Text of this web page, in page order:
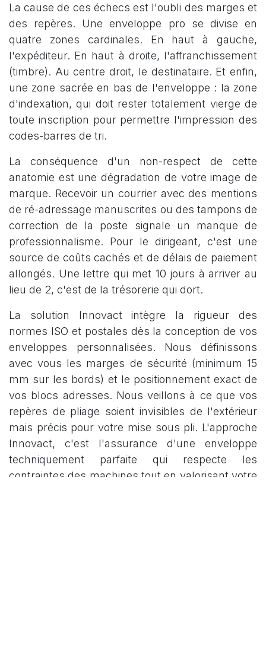
La cause de ces échecs est l'oubli des marges et
des repères. Une enveloppe pro se divise en
quatre zones cardinales. En haut à gauche,
l'expéditeur. En haut à droite, l'affranchissement
(timbre). Au centre droit, le destinataire. Et enfin,
une zone sacrée en bas de l'enveloppe : la zone
d'indexation, qui doit rester totalement vierge de
toute inscription pour permettre l'impression des
codes-barres de tri.
La conséquence d'un non-respect de cette
anatomie est une dégradation de votre image de
marque. Recevoir un courrier avec des mentions
de ré-adressage manuscrites ou des tampons de
correction de la poste signale un manque de
professionnalisme. Pour le dirigeant, c'est une
source de coûts cachés et de délais de paiement
allongés. Une lettre qui met 10 jours à arriver au
lieu de 2, c'est de la trésorerie qui dort.
La solution Innovact intègre la rigueur des
normes ISO et postales dès la conception de vos
enveloppes personnalisées. Nous définissons
avec vous les marges de sécurité (minimum 15
mm sur les bords) et le positionnement exact de
vos blocs adresses. Nous veillons à ce que vos
repères de pliage soient invisibles de l'extérieur
mais précis pour votre mise sous pli. L'approche
Innovact, c'est l'assurance d'une enveloppe
techniquement parfaite qui respecte les
contraintes des machines tout en valorisant votre